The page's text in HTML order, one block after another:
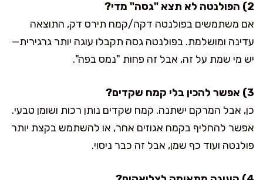
2) הפולנטה לא תצא "גסה" מדי?
אם משתמשים בפולנטה דקה/קמח תירס דק, התוצאה
עדינה ומושלמת. בפולנטה גסה תקבלו עוגה יותר גרגירית—
יש מי שמת על זה, אבל זה פחות "נמס בפה".
3) אפשר להכין בלי קמח שקדים?
כן, אבל המרקם ישתנה. קמח שקדים נותן רכות ושומן טבעי.
אפשר להחליף בקמח אגוזים אחר, או להשתמש בקצת יותר
פולנטה ועוד כף שמן, אבל זה כבר ניסוי.